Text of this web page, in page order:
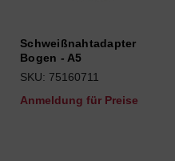
Schweißnahtadapter
Bogen - A5
SKU: 75160711
Anmeldung für Preise